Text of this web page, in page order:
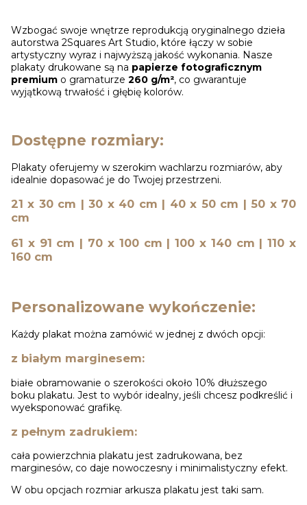
Wzbogać swoje wnętrze reprodukcją oryginalnego dzieła
autorstwa 2Squares Art Studio, które łączy w sobie
artystyczny wyraz i najwyższą jakość wykonania. Nasze
plakaty drukowane są na papierze fotograficznym
premium o gramaturze 260 g/m², co gwarantuje
wyjątkową trwałość i głębię kolorów.
Dostępne rozmiary:
Plakaty oferujemy w szerokim wachlarzu rozmiarów, aby
idealnie dopasować je do Twojej przestrzeni.
21 x 30 cm | 30 x 40 cm | 40 x 50 cm | 50 x 70
cm
61 x 91 cm | 70 x 100 cm | 100 x 140 cm | 110 x
160 cm
Personalizowane wykończenie:
Każdy plakat można zamówić w jednej z dwóch opcji:
z białym marginesem:
białe obramowanie o szerokości około 10% dłuższego
boku plakatu. Jest to wybór idealny, jeśli chcesz podkreślić i
wyeksponować grafikę.
z pełnym zadrukiem:
cała powierzchnia plakatu jest zadrukowana, bez
marginesów, co daje nowoczesny i minimalistyczny efekt.
W obu opcjach rozmiar arkusza plakatu jest taki sam.